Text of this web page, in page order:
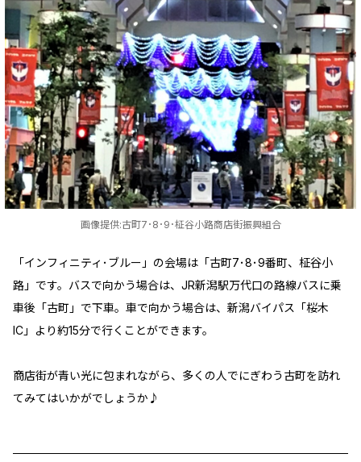
画像提供:古町7･8･9･柾谷小路商店街振興組合
「インフィニティ･ブルー」の会場は「古町7･8･9番町、柾谷小
路」です。バスで向かう場合は、JR新潟駅万代口の路線バスに乗
車後「古町」で下車。車で向かう場合は、新潟バイパス「桜木
IC」より約15分で行くことができます。
商店街が青い光に包まれながら、多くの人でにぎわう古町を訪れ
てみてはいかがでしょうか♪